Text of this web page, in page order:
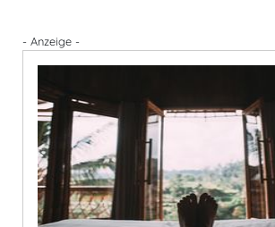
- Anzeige -